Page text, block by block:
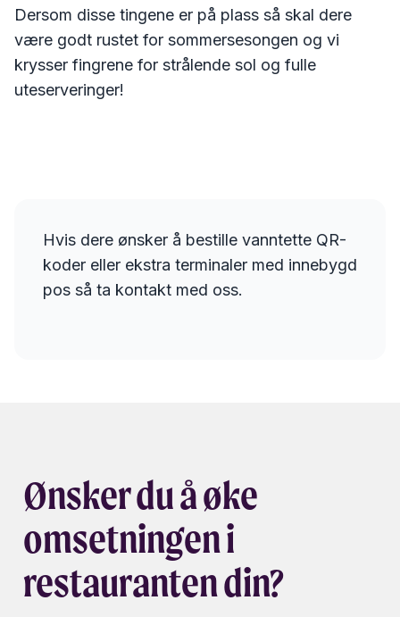
Dersom disse tingene er på plass så skal dere
være godt rustet for sommersesongen og vi
krysser fingrene for strålende sol og fulle
uteserveringer!
Hvis dere ønsker å bestille vanntette QR-
koder eller ekstra terminaler med innebygd
pos så ta kontakt med oss.
Ønsker du å øke
omsetningen i
restauranten din?